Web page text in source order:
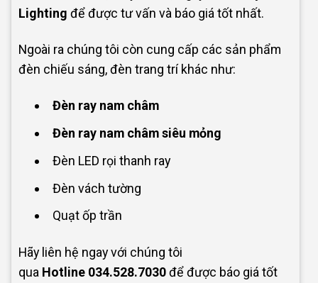
Lighting để được tư vấn và báo giá tốt nhất.
Ngoài ra chúng tôi còn cung cấp các sản phẩm
đèn chiếu sáng, đèn trang trí khác như:
Đèn ray nam châm
Đèn ray nam châm siêu mỏng
Đèn LED rọi thanh ray
Đèn vách tường
Quạt ốp trần
Hãy liên hệ ngay với chúng tôi
qua Hotline 034.528.7030để được báo giá tốt